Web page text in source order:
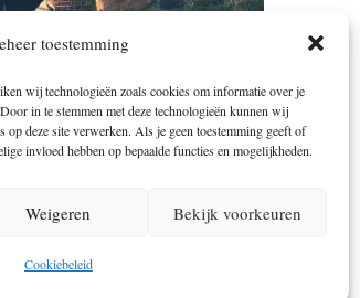
toestemming
wij technologieën zoals cookies om informatie over je
in te stemmen met deze technologieën kunnen wij
op deze site verwerken. Als je geen toestemming geeft of
invloed hebben op bepaalde functies en mogelijkheden.
Weigeren Bekijk voorkeuren
Cookiebeleid
DIE MIDDEN IN DE
LIGGEN